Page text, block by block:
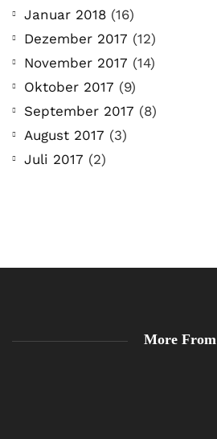
Januar 2018 (16)
Dezember 2017 (12)
November 2017 (14)
Oktober 2017 (9)
September 2017 (8)
August 2017 (3)
Juli 2017 (2)
More From